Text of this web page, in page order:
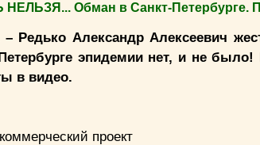
Обман в Санкт-Петербурге.
Редько Александр Алексеевич
эпидемии нет, и не
в видео.
проект